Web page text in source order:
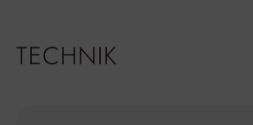
TECHNIK